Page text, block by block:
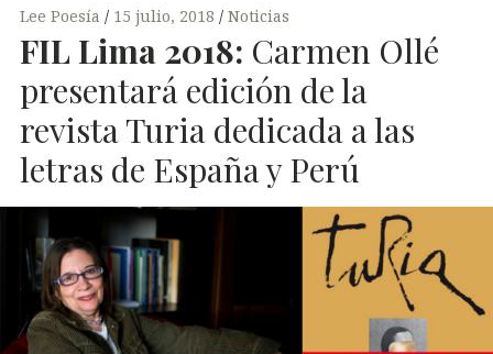
Lee Poesía 15 julio, 2018 Noticias
FIL Lima 2018: Carmen Ollé
presentará edición de la
revista Turia dedicada a las
letras de España y Perú